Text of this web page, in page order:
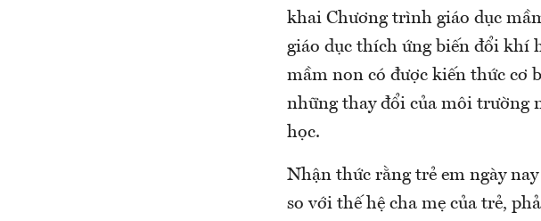
khai Chương trình giáo dục
giáo dục thích ứng biến đổi khí
mầm non có được kiến thức cơ
những thay đổi của môi trường
học.
Nhận thức rằng trẻ em ngày
so với thế hệ cha mẹ của trẻ,